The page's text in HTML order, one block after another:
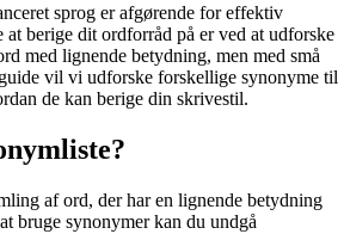
sprog er afgørende for effektiv
berige dit ordforråd på er ved at udforske
med lignende betydning, men med små
vil vi udforske forskellige synonyme til
de kan berige din skrivestil.
af ord, der har en lignende betydning
bruge synonymer kan du undgå